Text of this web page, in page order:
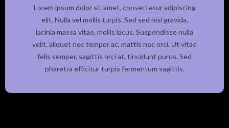
Lorem ipsum dolor sit amet, consectetur adipiscing
elit. Nulla vel mollis turpis. Sed sed nisi gravida,
lacinia massa vitae, mollis lacus. Suspendisse nulla
velit, aliquet nec tempor ac, mattis nec orci. Ut vitae
felis semper, sagittis orci at, tincidunt purus. Sed
pharetra efficitur turpis fermentum sagittis.